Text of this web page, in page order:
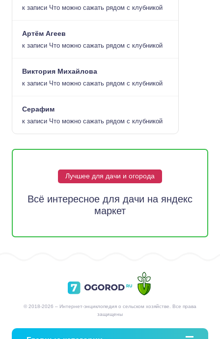
к записи Что можно сажать рядом с клубникой
Артём Агеев
к записи Что можно сажать рядом с клубникой
Виктория Михайлова
к записи Что можно сажать рядом с клубникой
Серафим
к записи Что можно сажать рядом с клубникой
Лучшее для дачи и огорода
Всё интересное для дачи на яндекс
маркет
© 2018-2026 – Интернет-энциклопедия о сельском хозяйстве. Все права
защищены